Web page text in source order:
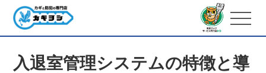
入退室管理システムの特徴と導